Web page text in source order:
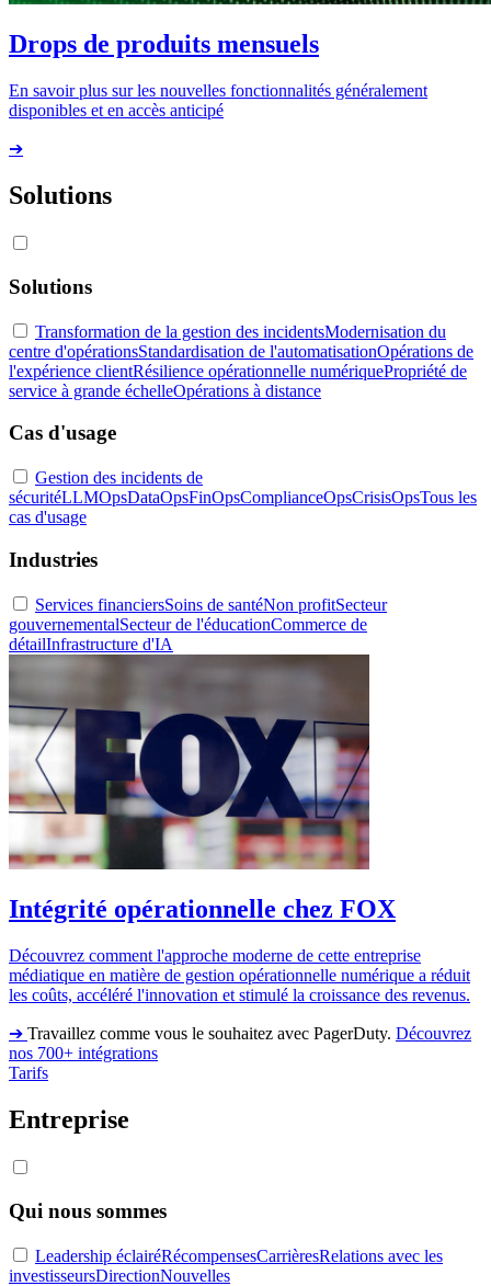
Drops de produits mensuels
En savoir plus sur les nouvelles fonctionnalités généralement
disponibles et en accès anticipé
➔
Solutions
Solutions
Transformation de la gestion des incidentsModernisation du
centre d'opérationsStandardisation de l'automatisationOpérations de
l'expérience clientRésilience opérationnelle numériquePropriété de
service à grande échelleOpérations à distance
Cas d'usage
Gestion des incidents de
sécuritéLLMOpsDataOpsFinOpsComplianceOpsCrisisOpsTous les
cas d'usage
Industries
Services financiersSoins de santéNon profitSecteur
gouvernementalSecteur de l'éducationCommerce de
détailInfrastructure d'IA
Intégrité opérationnelle chez FOX
Découvrez comment l'approche moderne de cette entreprise
médiatique en matière de gestion opérationnelle numérique a réduit
les coûts, accéléré l'innovation et stimulé la croissance des revenus.
➔ Travaillez comme vous le souhaitez avec PagerDuty. Découvrez
nos 700+ intégrations
Tarifs
Entreprise
Qui nous sommes
Leadership éclairéRécompensesCarrièresRelations avec les
investisseursDirectionNouvelles